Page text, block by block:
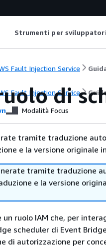
Strumenti per sviluppatori
Fault Injection Service
Fault Injection Service
di
Modalità Focus
tramite traduzione
e la versione originale
tramite traduzione
e la versione
ruolo IAM che, per
scheduler di Event
di autorizzazione per